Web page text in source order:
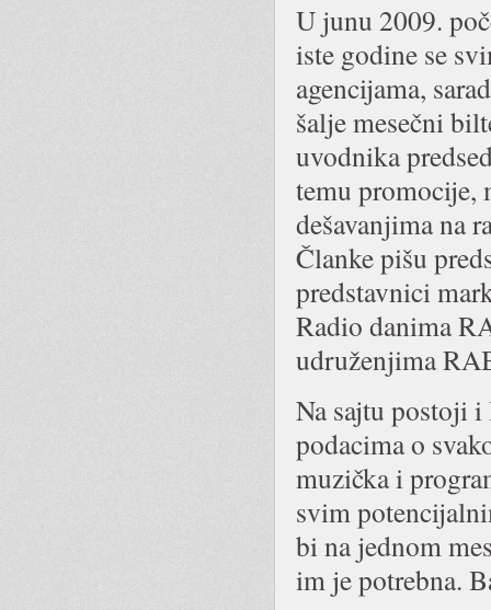
U junu 2009.
iste godine se
agencijama,
šalje mesečni
uvodnika
temu promocije,
dešavanjima na
Članke pišu
predstavnici
Radio danima
udruženjima
Na sajtu postoji
podacima o
muzička i
svim
bi na jednom
im je potrebna.